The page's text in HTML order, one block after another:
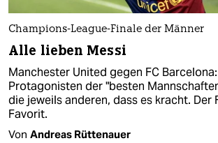
Champions-League-Finale der Männer
Alle lieben Messi
Manchester United gegen FC
Protagonisten der "besten
die jeweils anderen, dass es kracht. Der
Favorit.
Von Andreas Rüttenauer